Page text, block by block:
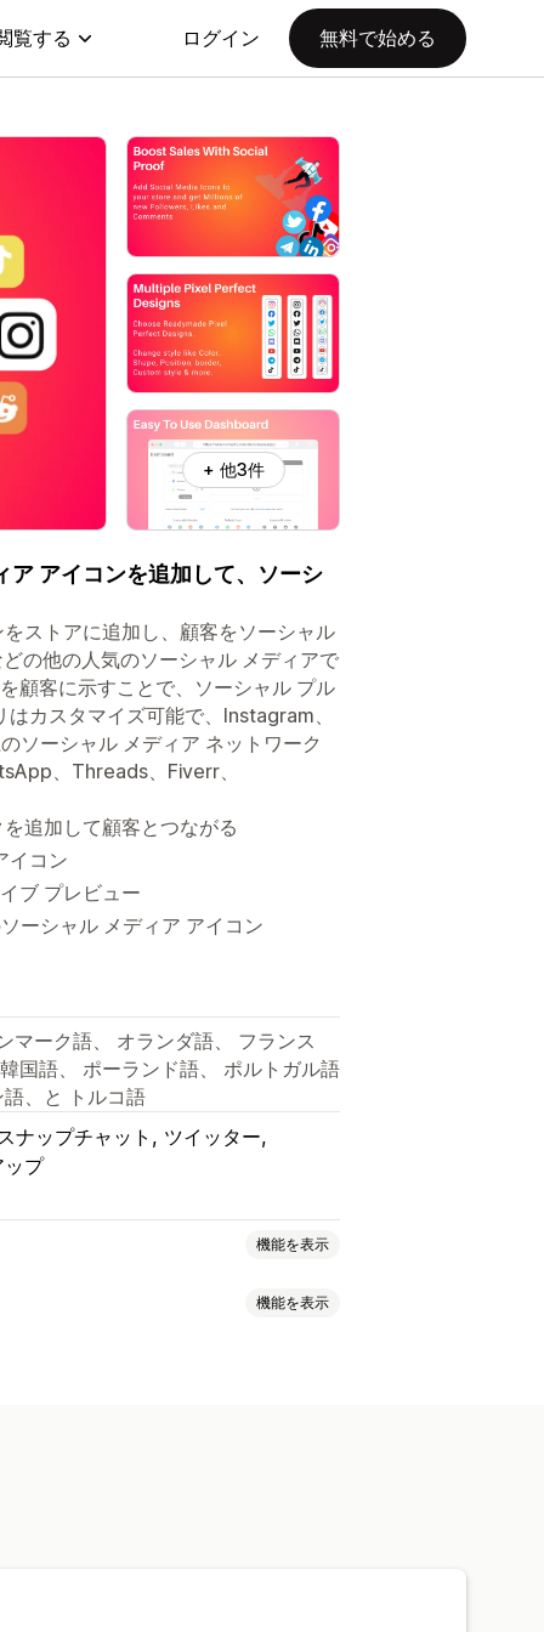
覧する ログイン 無料で始める
+ 他3件
ア アイコンを追加して、ソーシ
ストアに追加し、顧客をソーシャル
の他の人気のソーシャル メディアで
顧客に示すことで、ソーシャル プル
カスタマイズ可能で、Instagram、
ーシャル メディア ネットワーク
、Threads、Fiverr、
追加して顧客とつながる
イコン
ブ プレビュー
ーシャル メディア アイコン
マーク語、 オランダ語、 フランス
国語、 ポーランド語、 ポルトガル語
、と トルコ語
スナップチャット
ツイッター
ップ
機能を表示
機能を表示